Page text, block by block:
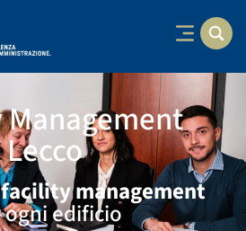
Lecco
facilitymanagement
ogni edificio